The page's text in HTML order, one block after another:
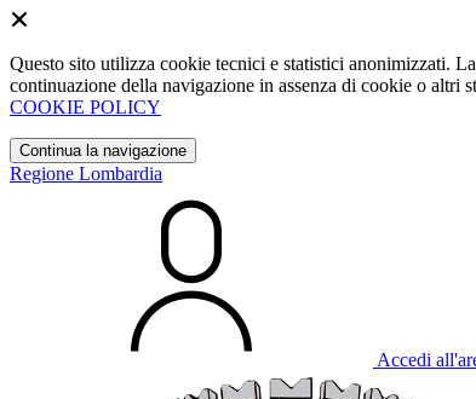
Questo sito utilizza cookie tecnici e statistici anonimizzati.
continuazione della navigazione in assenza di cookie o altri
COOKIE POLICY
Continua la navigazione
Regione Lombardia
Accedi